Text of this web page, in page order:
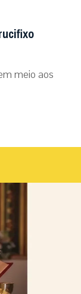
meio aos